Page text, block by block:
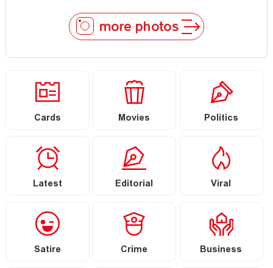
more photos
Cards Movies Politics
Latest Editorial Viral
Satire Crime Business